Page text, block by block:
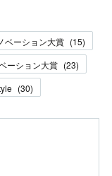
ベーション大賞 (15)
ーション大賞 (23)
(30)